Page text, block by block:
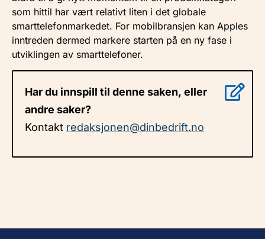
som hittil har vært relativt liten i det globale
smarttelefonmarkedet. For mobilbransjen kan Apples
inntreden dermed markere starten på en ny fase i
utviklingen av smarttelefoner.
Har du innspill til denne saken, eller
andre saker?
Kontakt redaksjonen@dinbedrift.no